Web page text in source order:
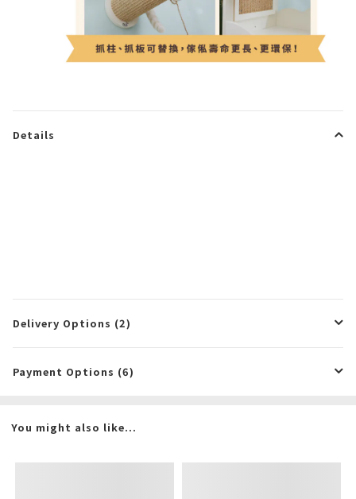
Details
Delivery Options (2)
Payment Options (6)
You might also like...